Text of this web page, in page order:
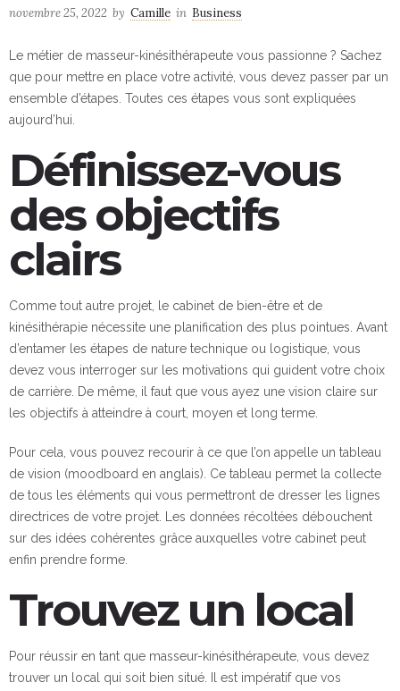
novembre 25, 2022 by Camille in Business
Le métier de masseur-kinésithérapeute vous passionne ? Sachez
que pour mettre en place votre activité, vous devez passer par un
ensemble d’étapes. Toutes ces étapes vous sont expliquées
aujourd’hui.
Définissez-vous
des objectifs
clairs
Comme tout autre projet, le cabinet de bien-être et de
kinésithérapie nécessite une planification des plus pointues. Avant
d’entamer les étapes de nature technique ou logistique, vous
devez vous interroger sur les motivations qui guident votre choix
de carrière. De même, il faut que vous ayez une vision claire sur
les objectifs à atteindre à court, moyen et long terme.
Pour cela, vous pouvez recourir à ce que l’on appelle un tableau
de vision (moodboard en anglais). Ce tableau permet la collecte
de tous les éléments qui vous permettront de dresser les lignes
directrices de votre projet. Les données récoltées débouchent
sur des idées cohérentes grâce auxquelles votre cabinet peut
enfin prendre forme.
Trouvez un local
Pour réussir en tant que masseur-kinésithérapeute, vous devez
trouver un local qui soit bien situé. Il est impératif que vos